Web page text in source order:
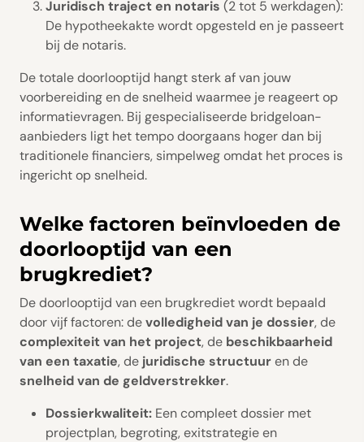
Juridisch traject en notaris (2 tot 5 werkdagen):
De hypotheekakte wordt opgesteld en je passeert
bij de notaris.
De totale doorlooptijd hangt sterk af van jouw
voorbereiding en de snelheid waarmee je reageert op
informatievragen. Bij gespecialiseerde bridgeloan-
aanbieders ligt het tempo doorgaans hoger dan bij
traditionele financiers, simpelweg omdat het proces is
ingericht op snelheid.
Welke factoren beïnvloeden de
doorlooptijd van een
brugkrediet?
De doorlooptijd van een brugkrediet wordt bepaald
door vijf factoren: devolledigheid van je dossier, de
complexiteit van het project, de beschikbaarheid
van een taxatie, de juridische structuuren de
snelheid van de geldverstrekker.
Dossierkwaliteit: Een compleet dossier met
projectplan, begroting, exitstrategie en